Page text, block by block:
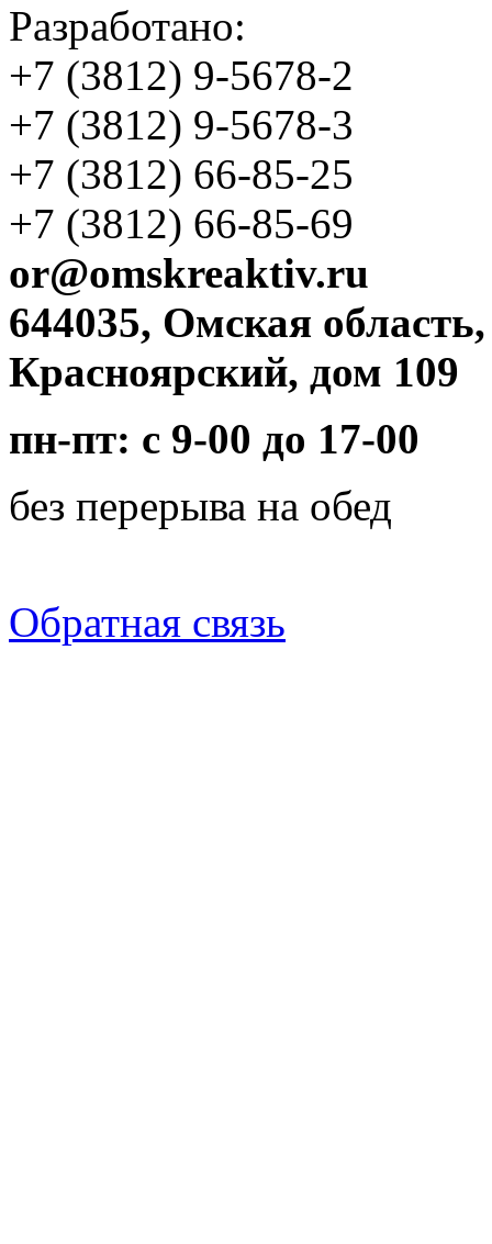
Разработано:
+7 (3812) 9-5678-2
+7 (3812) 9-5678-3
+7 (3812) 66-85-25
+7 (3812) 66-85-69
or@omskreaktiv.ru
644035, Омская
Красноярский, дом 109
пн-пт: с 9-00 до 17-00
без перерыва на обед
Обратная связь